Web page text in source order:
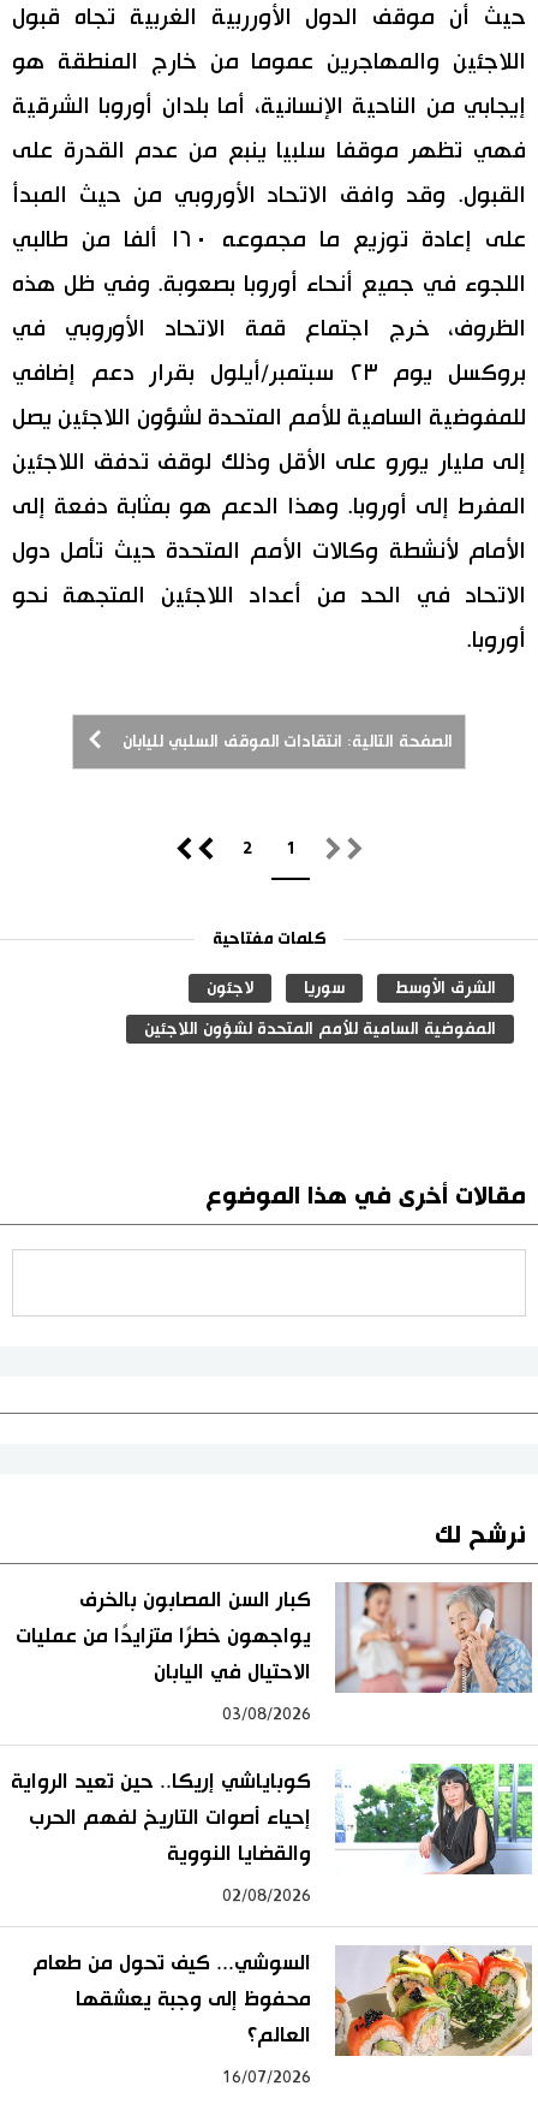
حيث أن موقف الدول الأورربية الغربية تجاه قبول
اللاجئين والمهاجرين عموما من خارج المنطقة هو
إيجابي من الناحية الإنسانية، أما بلدان أوروبا الشرقية
فهي تظهر موقفا سلبيا ينبع من عدم القدرة على
القبول. وقد وافق الاتحاد الأوروبي من حيث المبدأ
على إعادة توزيع ما مجموعه ١٦٠ ألفا من طالبي
اللجوء في جميع أنحاء أوروبا بصعوبة. وفي ظل هذه
الظروف، خرج اجتماع قمة الاتحاد الأوروبي في
بروكسل يوم ٢٣ سبتمبر/أيلول بقرار دعم إضافي
للمفوضية السامية للأمم المتحدة لشؤون اللاجئين يصل
إلى مليار يورو على الأقل وذلك لوقف تدفق اللاجئين
المفرط إلى أوروبا. وهذا الدعم هو بمثابة دفعة إلى
الأمام لأنشطة وكالات الأمم المتحدة حيث تأمل دول
الاتحاد في الحد من أعداد اللاجئين المتجهة نحو
أوروبا.
الصفحة التالية: انتقادات الموقف السلبي لليابان
1
2
كلمات مفتاحية
الشرق الأوسط سوريا لاجئون
المفوضية السامية للأمم المتحدة لشؤون اللاجئين
مقالات أخرى في هذا الموضوع
نرشح لك
كبار السن المصابون بالخرف
يواجهون خطرًا متزايدًا من عمليات
الاحتيال في اليابان
03/08/2026
كوباياشي إريكا.. حين تعيد الرواية
إحياء أصوات التاريخ لفهم الحرب
والقضايا النووية
02/08/2026
السوشي... كيف تحول من طعام
محفوظ إلى وجبة يعشقها
العالم؟
16/07/2026